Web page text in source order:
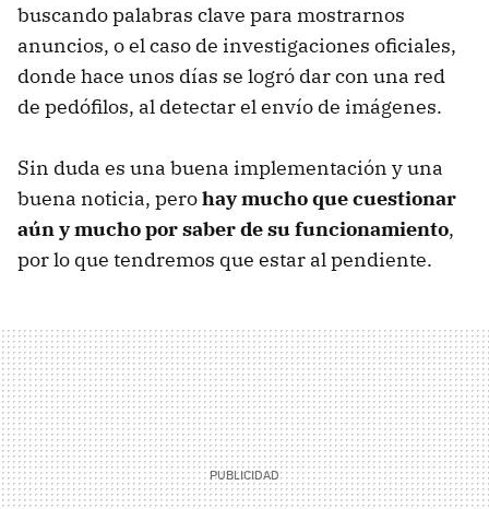
buscando palabras clave para mostrarnos
anuncios, o el caso de investigaciones oficiales,
donde hace unos días se logró dar con una red
de pedófilos, al detectar el envío de imágenes.
Sin duda es una buena implementación y una
buena noticia, perohay mucho que cuestionar
aún y mucho por saber de su funcionamiento,
por lo que tendremos que estar al pendiente.